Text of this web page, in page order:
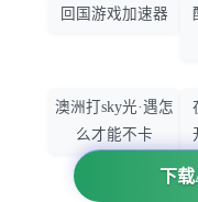
下载
回国游戏加速器
澳洲打sky光·遇怎
么才能不卡